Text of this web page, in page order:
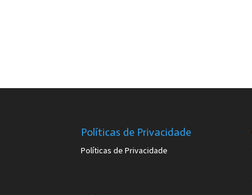
Políticas de Privacidade
Políticas de Privacidade